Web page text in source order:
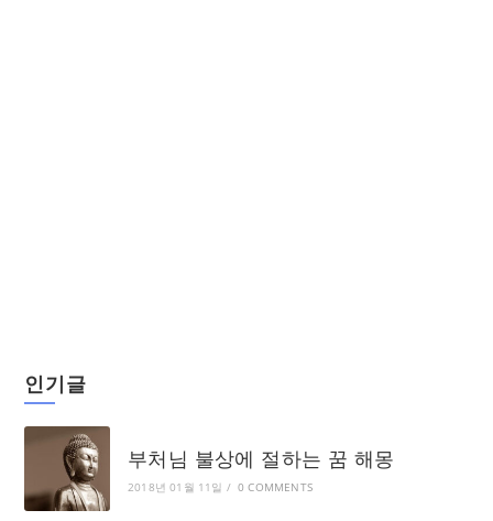
인기글
부처님 불상에 절하는 꿈 해몽
2018년 01월 11일 / 0 COMMENTS